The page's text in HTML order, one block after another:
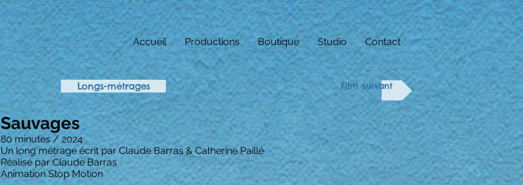
Accueil Productions Boutique Studio Contact
Longs-métrages Film suivant
Sauvages
80 minutes / 2024
Un long métrageécrit par Claude Barras & Catherine Paillé
Réalisé par Claude Barras
Animation Stop Motion